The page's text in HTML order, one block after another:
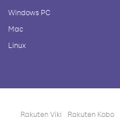
Windows PC
Mac
Linux
Rakuten Viki Rakuten Kobo